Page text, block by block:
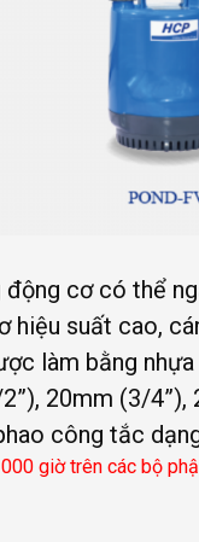
cơ có thể
suất cao,
làm bằng
20mm (3/4”),
công tắc
giờ trên các bộ